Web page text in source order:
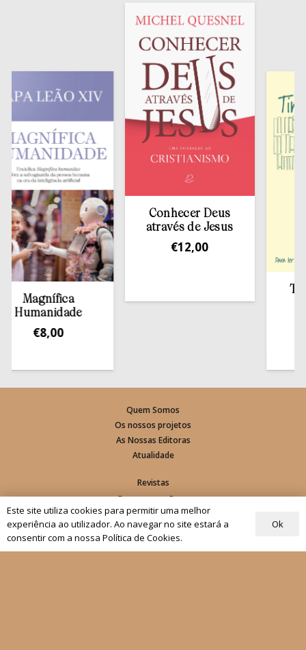
Magnífica
8,00
Conhecer Deus
através de Jesus
12,00
Tirar
Quem Somos
Os nossos projetos
As Nossas Editoras
Atualidade
Revistas
Rezar com o Papa
Materiais de Grupos
As nossas newsletters
Este site utiliza cookies para permitir uma melhor
experiência ao utilizador. Ao navegar no site estará a
consentir com a nossa Política de Cookies.
Ok